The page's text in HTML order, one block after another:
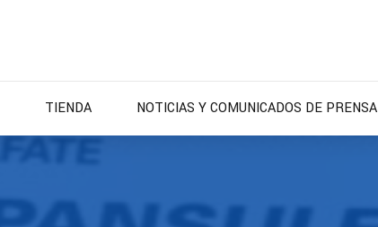
TIENDA NOTICIAS Y COMUNICADOS DE PRENSA